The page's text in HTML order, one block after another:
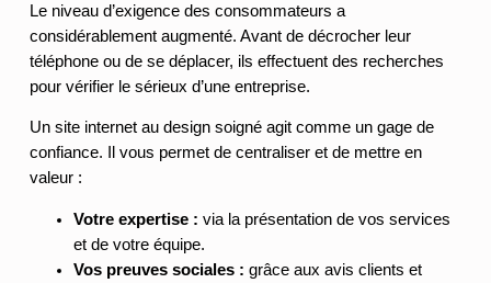
Le niveau d’exigence des consommateurs a
considérablement augmenté. Avant de décrocher leur
téléphone ou de se déplacer, ils effectuent des recherches
pour vérifier le sérieux d’une entreprise.
Un site internet au design soigné agit comme un gage de
confiance. Il vous permet de centraliser et de mettre en
valeur :
Votre expertise : via la présentation de vos services
et de votre équipe.
Vos preuves sociales : grâce aux avis clients et